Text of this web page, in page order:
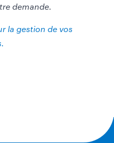
demande.
la gestion de vos
.